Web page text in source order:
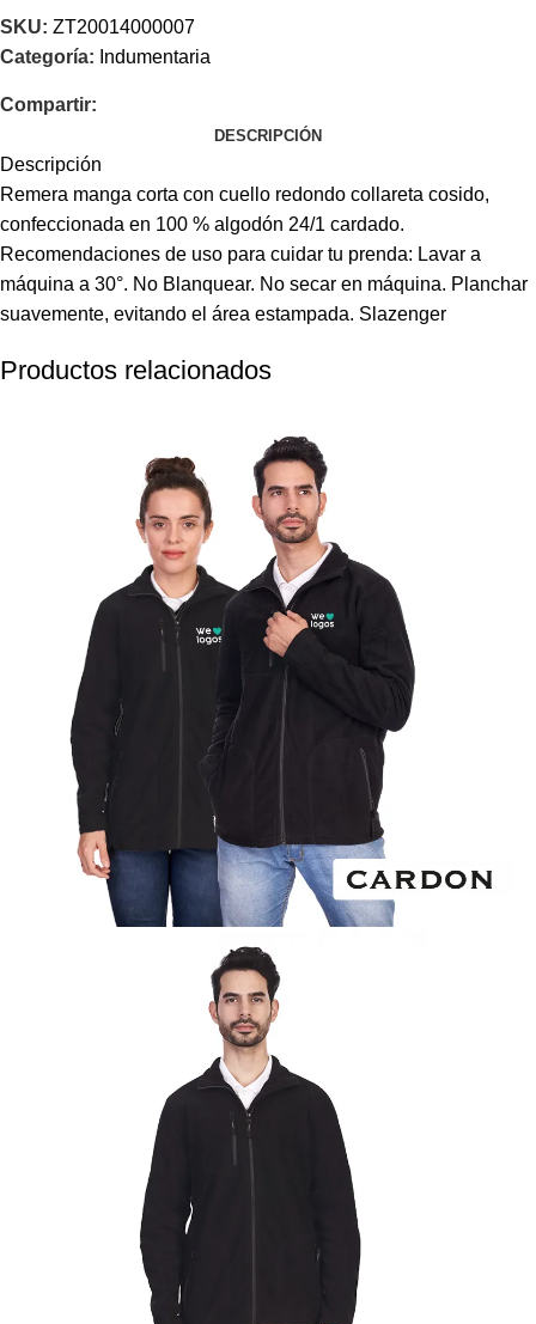
SKU: ZT20014000007
Categoría: Indumentaria
Compartir:
DESCRIPCIÓN
Descripción
Remera manga corta con cuello redondo collareta cosido,
confeccionada en 100 % algodón 24/1 cardado.
Recomendaciones de uso para cuidar tu prenda: Lavar a
máquina a 30°. No Blanquear. No secar en máquina. Planchar
suavemente, evitando el área estampada. Slazenger
Productos relacionados